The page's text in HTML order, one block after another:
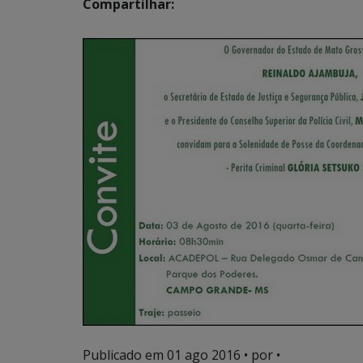
Compartilhar:
Publicado em 01 ago 2016 • por •